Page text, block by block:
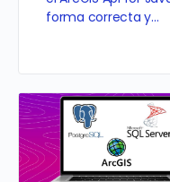
forma correcta y…